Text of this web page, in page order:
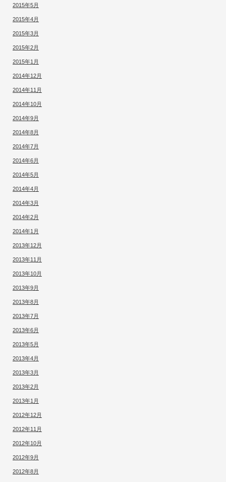
2015年5月
2015年4月
2015年3月
2015年2月
2015年1月
2014年12月
2014年11月
2014年10月
2014年9月
2014年8月
2014年7月
2014年6月
2014年5月
2014年4月
2014年3月
2014年2月
2014年1月
2013年12月
2013年11月
2013年10月
2013年9月
2013年8月
2013年7月
2013年6月
2013年5月
2013年4月
2013年3月
2013年2月
2013年1月
2012年12月
2012年11月
2012年10月
2012年9月
2012年8月